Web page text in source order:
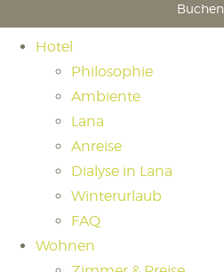
Buchen
Hotel
Philosophie
Ambiente
Lana
Anreise
Dialyse in Lana
Winterurlaub
FAQ
Wohnen